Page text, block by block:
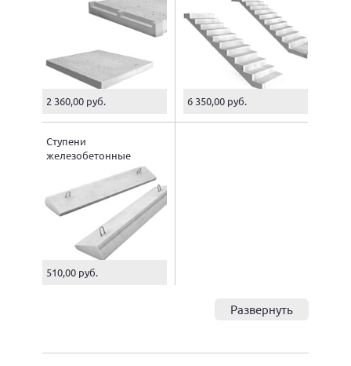
2 360,00 руб. 6 350,00 руб.
Ступени
железобетонные
510,00 руб.
Развернуть